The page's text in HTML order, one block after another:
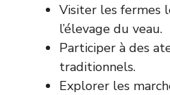
Visiter les fermes
l’élevage du veau.
Participer à des
traditionnels.
Explorer les